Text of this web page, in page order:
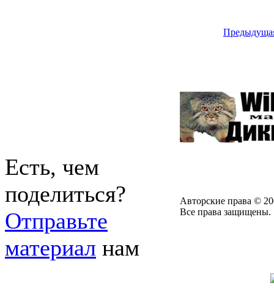
Есть, чем
поделиться?
Отправьте
материал нам
Авторские права ©
Все права защищены.